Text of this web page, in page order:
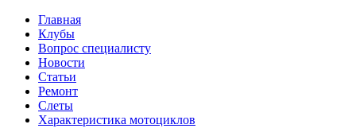
Перейти
содержимому
Главная
Клубы
Вопрос специалисту
Новости
Статьи
Ремонт
Слеты
Характеристика мотоциклов